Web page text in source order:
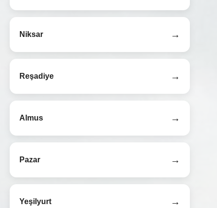
Niksar →
Reşadiye →
Almus →
Pazar →
Yeşilyurt →